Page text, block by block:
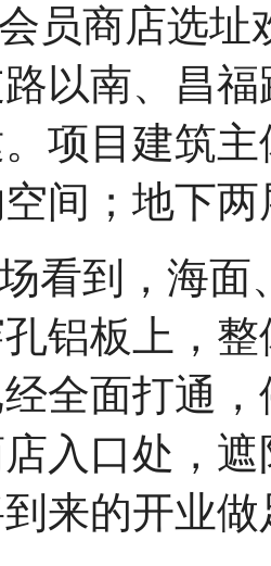
员商店选址
以南、昌
项目建筑
间；地下
看到，海面
铝板上，
全面打通
入口处，
来的开业